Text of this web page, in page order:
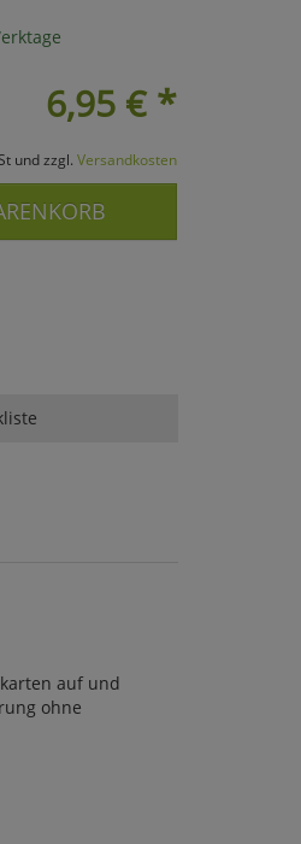
6,95 €*
und zzgl. Versandkosten
auf und
ohne